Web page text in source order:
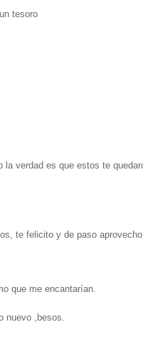
tesoro
verdad es que estos te
te felicito y de paso
que me encantarían.
nuevo ,besos.